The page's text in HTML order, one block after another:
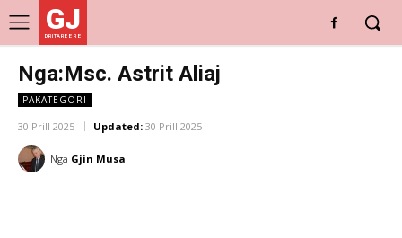
GJ
DRITARE E RE
Nga:Msc. Astrit Aliaj
PAKATEGORI
30 Prill 2025 Updated: 30 Prill 2025
Nga Gjin Musa